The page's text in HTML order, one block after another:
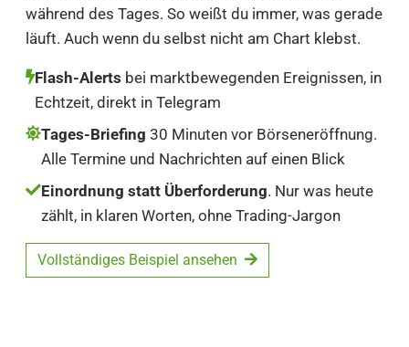
während des Tages. So weißt du immer, was gerade
läuft. Auch wenn du selbst nicht am Chart klebst.
Flash-Alerts bei marktbewegenden Ereignissen, in
Echtzeit, direkt in Telegram
Tages-Briefing 30 Minuten vor Börseneröffnung.
Alle Termine und Nachrichten auf einen Blick
Einordnung statt Überforderung. Nur was heute
zählt, in klaren Worten, ohne Trading-Jargon
Vollständiges Beispiel ansehen